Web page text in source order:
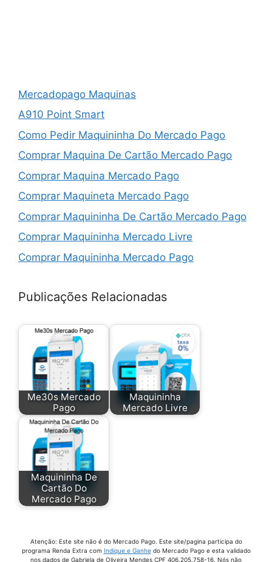
Mercadopago Maquinas
A910 Point Smart
Como Pedir Maquininha Do Mercado Pago
Comprar Maquina De Cartão Mercado Pago
Comprar Maquina Mercado Pago
Comprar Maquineta Mercado Pago
Comprar Maquininha De Cartão Mercado Pago
Comprar Maquininha Mercado Livre
Comprar Maquininha Mercado Pago
Comprar Point Mini
Comprar Point Pro 2
Desconto Da Maquininha Mercado Pago
Juros Da Maquininha Mercado Pago
Juros Point Mini Chip
Maquina Cartao De Credito Mercado Pago
Maquina Cartao Mercado Livre
Maquina Cartao Mercado Pago Chip
Maquina Cartao Mercado Pago Point Mini
Maquina Cartao Mercado Pago Taxas
Maquina Credito Mercado Pago
Publicações Relacionadas
Me30s Mercado
Pago
Maquininha
Mercado Livre
Maquininha De
Cartão Do
Mercado Pago
Atenção: Este site não é do Mercado Pago. Este site/pagina participa do
programa Renda Extra com Indique e Ganhedo Mercado Pago e esta validado
nos dados de Gabriela de Oliveira Mendes CPF 406.205.758-16. Nós não